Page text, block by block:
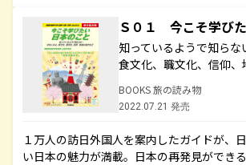
Ｓ０１ 今こそ学び
知っているようで知ら
食文化、職文化、信仰
BOOKS 旅の読み物
2022.07.21 発売
１万人の訪日外国人を案内したガイドが、
い日本の魅力が満載。日本の再発見ができる